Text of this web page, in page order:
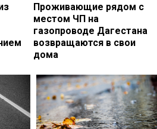
Проживающие рядом с
местом ЧП на
газопроводе Дагестана
возвращаются в свои
дома